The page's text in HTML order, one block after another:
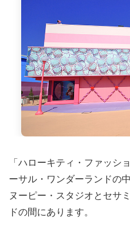
「ハローキティ・ファッシ
ーサル・ワンダーランドの
ヌーピー・スタジオとセサ
ドの間にあります。